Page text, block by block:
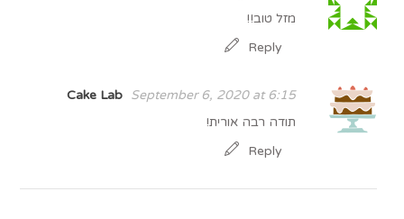
מזל טוב!!
Reply
Cake Lab
September 6, 2020 at 6:15
תודה רבה אורית!
Reply